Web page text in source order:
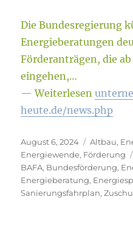
Die Bundesregierung
Energieberatungen
Förderanträgen, die
eingehen,…
— Weiterlesen
heute.de/news.php
Veröffentlicht
am
August 6, 2024 Altbau,
Energiewende, Förderung
BAFA, Bundesförderung,
Energieberatung,
Sanierungsfahrplan,